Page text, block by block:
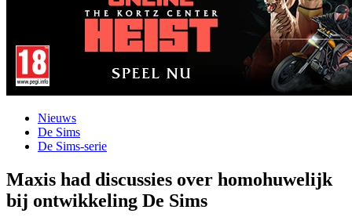
Nieuws
De Sims
De Sims-serie
Maxis had discussies over homohuwelijk
bij ontwikkeling De Sims